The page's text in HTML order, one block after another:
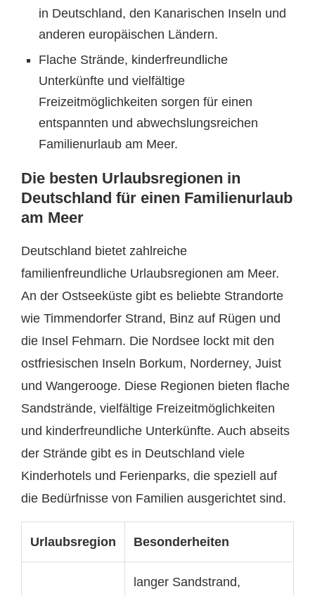
in Deutschland, den Kanarischen Inseln und
anderen europäischen Ländern.
Flache Strände, kinderfreundliche
Unterkünfte und vielfältige
Freizeitmöglichkeiten sorgen für einen
entspannten und abwechslungsreichen
Familienurlaub am Meer.
Die besten Urlaubsregionen in
Deutschland für einen Familienurlaub
am Meer
Deutschland bietet zahlreiche
familienfreundliche Urlaubsregionen am Meer.
An der Ostseeküste gibt es beliebte Strandorte
wie Timmendorfer Strand, Binz auf Rügen und
die Insel Fehmarn. Die Nordsee lockt mit den
ostfriesischen Inseln Borkum, Norderney, Juist
und Wangerooge. Diese Regionen bieten flache
Sandstrände, vielfältige Freizeitmöglichkeiten
und kinderfreundliche Unterkünfte. Auch abseits
der Strände gibt es in Deutschland viele
Kinderhotels und Ferienparks, die speziell auf
die Bedürfnisse von Familien ausgerichtet sind.
Urlaubsregion Besonderheiten
langer Sandstrand,